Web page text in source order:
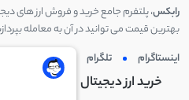
رابکس، پلتفرم جامع خرید و فروش ارز های
بهترین قیمت می توانید در آن به معامله
اینستاگرام
تلگرام توئیتر
خرید ارز دیجیتال